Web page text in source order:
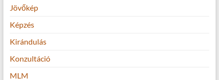
Jövőkép
Képzés
Kirándulás
Konzultáció
MLM